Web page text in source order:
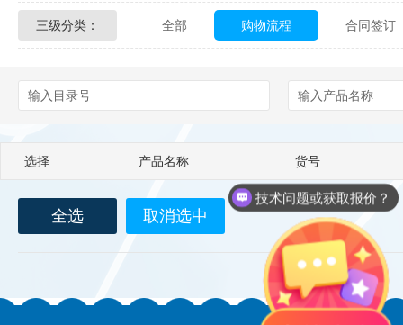
Affinity Biologicals Kingfisher
Berry & Associates
LGC Maine Standards Biolife
AbD Serotec
配送方式 售后服务 技术
三级分类： 全部 购物流程 合同签订
选择 产品名称 货号
全选 取消选中
技术问题或获取报价？